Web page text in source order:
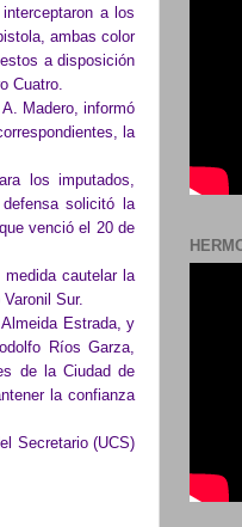
a los
ambas color
a disposición
Cuatro.
Madero, informó
la
los imputados,
solicitó la
venció el 20 de
cautelar la
Sur.
Estrada, y
Ríos Garza,
de la Ciudad de
la confianza
Secretario (UCS)